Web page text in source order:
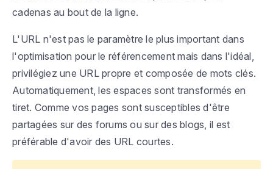
cadenas au bout de la ligne.
L'URL n'est pas le paramètre le plus important dans
l'optimisation pour le référencement mais dans l'idéal,
privilégiez une URL propre et composée de mots clés.
Automatiquement, les espaces sont transformés en
tiret. Comme vos pages sont susceptibles d'être
partagées sur des forums ou sur des blogs, il est
préférable d'avoir des URL courtes.